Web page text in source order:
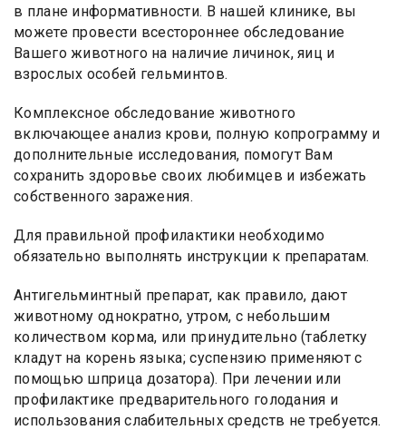
в плане информативности. В нашей клинике, вы
можете провести всестороннее обследование
Вашего животного на наличие личинок, яиц и
взрослых особей гельминтов.
Комплексное обследование животного
включающее анализ крови, полную копрограмму и
дополнительные исследования, помогут Вам
сохранить здоровье своих любимцев и избежать
собственного заражения.
Для правильной профилактики необходимо
обязательно выполнять инструкции к препаратам.
Антигельминтный препарат, как правило, дают
животному однократно, утром, с небольшим
количеством корма, или принудительно (таблетку
кладут на корень языка; суспензию применяют с
помощью шприца дозатора). При лечении или
профилактике предварительного голодания и
использования слабительных средств не требуется.